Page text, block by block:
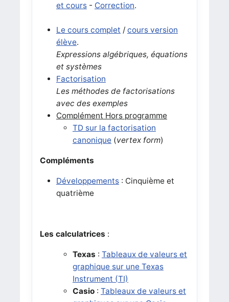
et cours- Correction.
Le cours complet / cours version
élève.
Expressions algébriques, équations
et systèmes
Factorisation
Les méthodes de factorisations
avec des exemples
Complément Hors programme
TD sur la factorisation
canonique (vertex form)
Compléments
Développements: Cinquième et
quatrième
Les calculatrices :
Texas : Tableaux de valeurs et
graphique sur une Texas
Instrument (TI)
Casio : Tableaux de valeurs et